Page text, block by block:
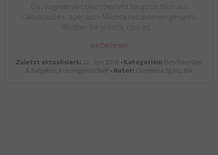
Das Vaginalmikrobiom besteht hauptsächlich aus
Laktobazillen, oder auch Milchsäurebakterien genannt.
Wussten Sie jedoch, dass es…
weiterlesen
Zuletzt aktualisiert: 22. Juni 2026 •Kategorien: Beschwerden
& Ratgeber, Frauengesundheit •Autor: Florentina Sgarz, BA